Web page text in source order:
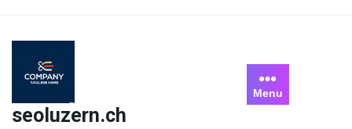
content
seoluzern.ch
Menu